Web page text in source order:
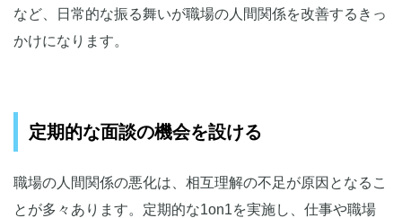
など、日常的な振る舞いが職場の人間関係を改善するきっ
かけになります。
定期的な面談の機会を設ける
職場の人間関係の悪化は、相互理解の不足が原因となるこ
とが多々あります。定期的な1on1を実施し、仕事や職場